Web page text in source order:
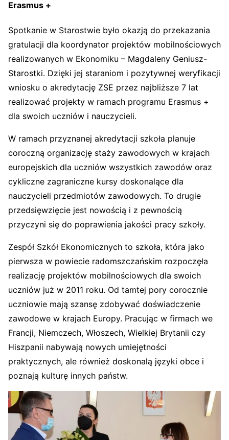
Erasmus +
Spotkanie w Starostwie było okazją do przekazania
gratulacji dla koordynator projektów mobilnościowych
realizowanych w Ekonomiku – Magdaleny Geniusz-
Starostki. Dzięki jej staraniom i pozytywnej weryfikacji
wniosku o akredytację ZSE przez najbliższe 7 lat
realizować projekty w ramach programu Erasmus +
dla swoich uczniów i nauczycieli.
W ramach przyznanej akredytacji szkoła planuje
coroczną organizację staży zawodowych w krajach
europejskich dla uczniów wszystkich zawodów oraz
cykliczne zagraniczne kursy doskonalące dla
nauczycieli przedmiotów zawodowych. To drugie
przedsięwzięcie jest nowością i z pewnością
przyczyni się do poprawienia jakości pracy szkoły.
Zespół Szkół Ekonomicznych to szkoła, która jako
pierwsza w powiecie radomszczańskim rozpoczęła
realizację projektów mobilnościowych dla swoich
uczniów już w 2011 roku. Od tamtej pory corocznie
uczniowie mają szansę zdobywać doświadczenie
zawodowe w krajach Europy. Pracując w firmach we
Francji, Niemczech, Włoszech, Wielkiej Brytanii czy
Hiszpanii nabywają nowych umiejętności
praktycznych, ale również doskonalą języki obce i
poznają kulturę innych państw.